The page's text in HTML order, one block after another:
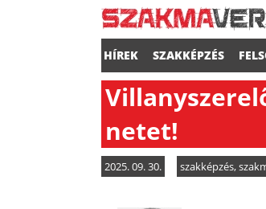
HÍREK SZAKKÉPZÉS
netet!
2025. 09. 30. szakképzés,